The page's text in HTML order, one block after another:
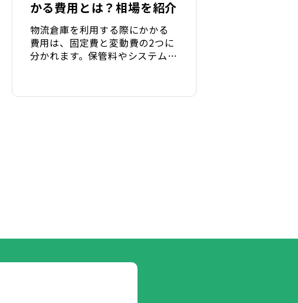
かる費用とは？相場を紹介
物流倉庫を利用する際にかかる
費用は、固定費と変動費の2つに
分かれます。保管料やシステム利